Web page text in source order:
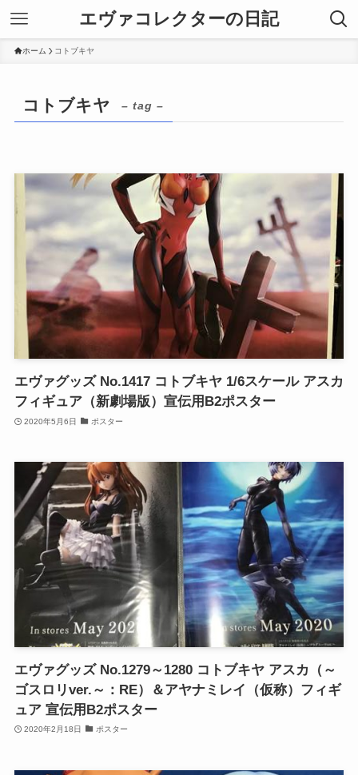
エヴァコレクターの日記
ホーム コトブキヤ
コトブキヤ – tag –
エヴァグッズ No.1417 コトブキヤ 1/6スケール アスカ
フィギュア（新劇場版）宣伝用B2ポスター
2020年5月6日 ポスター
エヴァグッズ No.1279～1280 コトブキヤ アスカ（～
ゴスロリver.～：RE）＆アヤナミレイ（仮称）フィギ
ュア 宣伝用B2ポスター
2020年2月18日 ポスター